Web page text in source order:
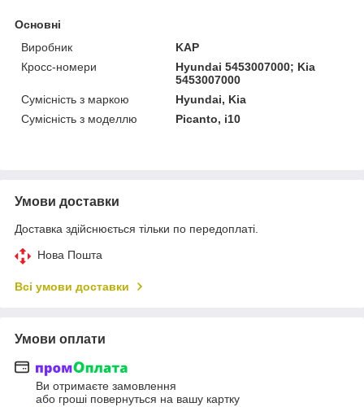
Основні
Виробник
KAP
Кросс-номери
Hyundai 5453007000; Kia
5453007000
Сумісність з маркою
Hyundai, Kia
Сумісність з моделлю
Picanto, i10
Умови доставки
Доставка здійснюється тільки по передоплаті.
Нова Пошта
Всі умови доставки
Умови оплати
Ви отримаєте замовлення
або гроші повернуться на вашу картку